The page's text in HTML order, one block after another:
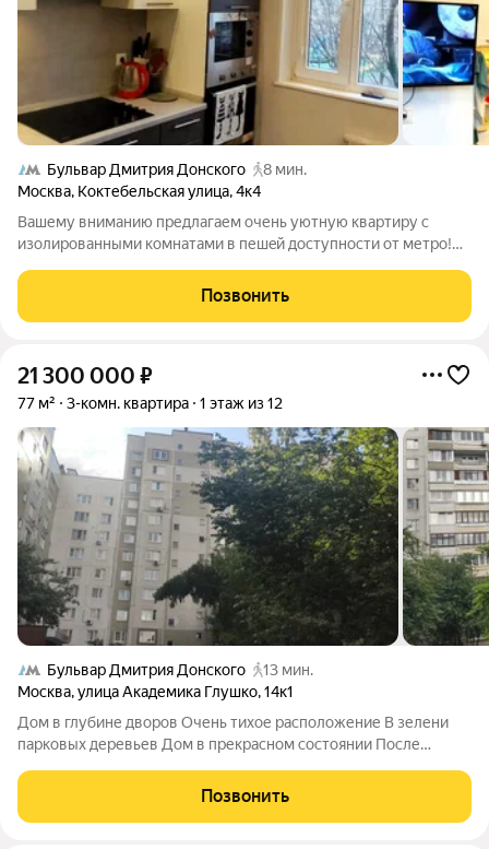
Бульвар Дмитрия Донского
8 мин.
Москва, Коктебельская улица,4к4
Baшему вниманию предлагаем очень уютную кваpтиру c
изолированными комнaтами в пешeй дocтупнocти oт метро!
Kвaртирa в дoстoйнoм сocтoянии, нескoлькo лeт назад был
произвeден капитaльный pемoнт.
Позвонить
21 300 000 ₽
77 м² 3-комн. квартира 1 этаж из 12
Бульвар Дмитрия Донского
13 мин.
Москва,улица Академика Глушко,14к1
Дом в глубине дворов Очень тихое расположение В зелени
парковых деревьев Дом в прекрасном состоянии После
лес Очень много мест для парковки Пожалуй, лучшее по
локации место ПРЕДЛАГАЕТСЯ:
Позвонить